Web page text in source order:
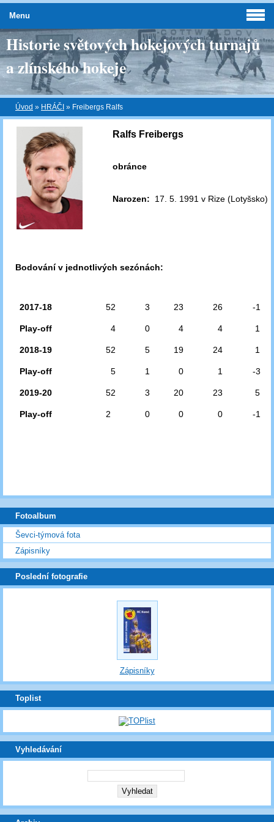
Historie světových hokejových turnajů
a zlínského hokeje
Úvod » HRÁČI » Freibergs Ralfs
Ralfs Freibergs
obránce
Narozen: 17. 5. 1991 v Rize (Lotyšsko)
Bodování v jednotlivých sezónách:
2017-18 52 3 23 26 -1
Play-off 4 0 4 4 1
2018-19 52 5 19 24 1
Play-off 5 1 0 1 -3
2019-20 52 3 20 23 5
Play-off 2 0 0 0 -1
Menu
Fotoalbum
Ševci-týmová fota
Zápisníky
Poslední fotografie
Zápisníky
Toplist
Vyhledávání